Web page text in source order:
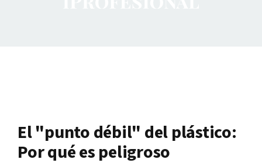
El "punto débil" del plástico:
Por qué es peligroso